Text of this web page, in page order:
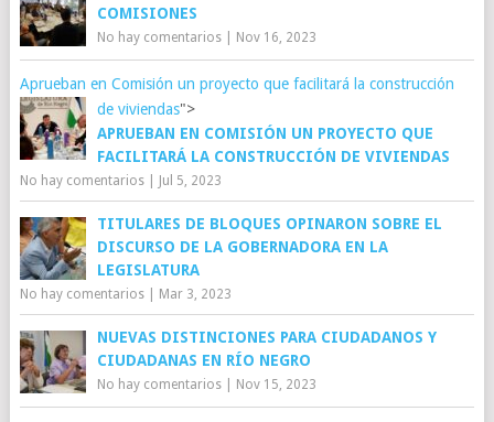
COMISIONES
No hay comentarios| Nov 16, 2023
Aprueban en Comisión un proyecto que facilitará la construcción
de viviendas">
APRUEBAN EN COMISIÓN UN PROYECTO QUE
FACILITARÁ LA CONSTRUCCIÓN DE VIVIENDAS
No hay comentarios| Jul 5, 2023
TITULARES DE BLOQUES OPINARON SOBRE EL
DISCURSO DE LA GOBERNADORA EN LA
LEGISLATURA
No hay comentarios| Mar 3, 2023
NUEVAS DISTINCIONES PARA CIUDADANOS Y
CIUDADANAS EN RÍO NEGRO
No hay comentarios| Nov 15, 2023